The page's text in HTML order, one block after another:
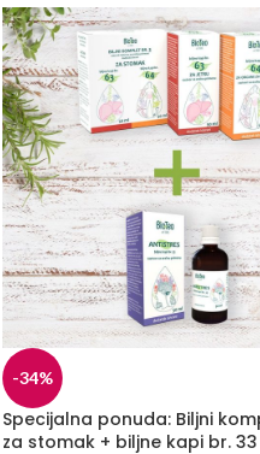
-34%
Specijalna ponuda: Biljni
za stomak + biljne kapi br.